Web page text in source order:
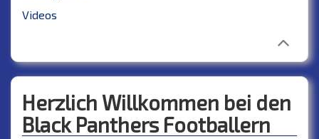
Videos
Herzlich Willkommen bei den
Black Panthers Footballern